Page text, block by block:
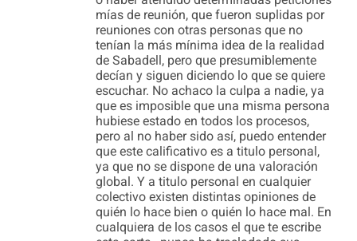
mías de reunión, que fueron suplidas por
reuniones con otras personas que no
tenían la más mínima idea de la realidad
de Sabadell, pero que presumiblemente
decían y siguen diciendo lo que se quiere
escuchar. No achaco la culpa a nadie, ya
que es imposible que una misma persona
hubiese estado en todos los procesos,
pero al no haber sido así, puedo entender
que este calificativo es a titulo personal,
ya que no se dispone de una valoración
global. Y a titulo personal en cualquier
colectivo existen distintas opiniones de
quién lo hace bien o quién lo hace mal. En
cualquiera de los casos el que te escribe